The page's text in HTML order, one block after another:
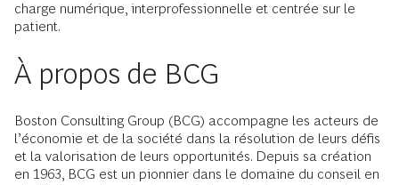
charge numérique, interprofessionnelle et centrée sur le
patient.
À propos de BCG
Boston Consulting Group (BCG) accompagne les acteurs de
l’économie et de la société dans la résolution de leurs défis
et la valorisation de leurs opportunités. Depuis sa création
en 1963, BCG est un pionnier dans le domaine du conseil en